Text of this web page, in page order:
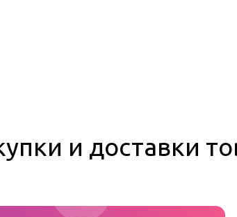
и доставки